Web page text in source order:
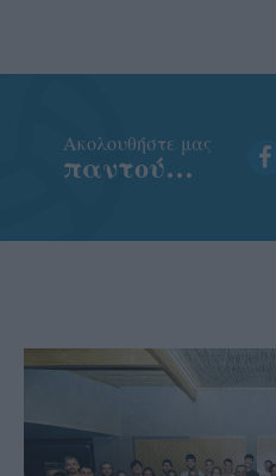
Aκολουθήστε μας
παντού…